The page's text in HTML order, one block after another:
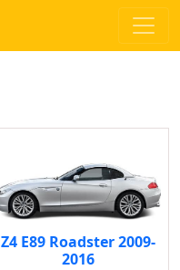
Z4 E89 Roadster 2009-
2016